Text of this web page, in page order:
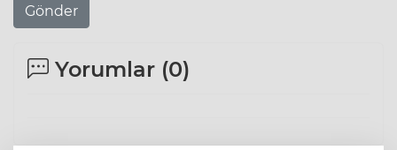
Gönder
Yorumlar (0)